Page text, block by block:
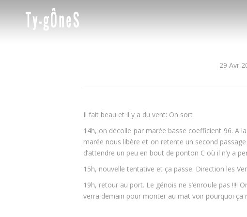
29 Avr
Il fait beau et il y a du vent: On sort
14h, on décolle par marée basse coefficient 96. A
marée nous libère et on retente un second
d’attendre un peu en bout de ponton C où il n’y a
15h, nouvelle tentative et ça passe. Direction les
19h, retour au port. Le génois ne s’enroule pas !!!!
verra demain pour monter au mat voir pourquoi ça